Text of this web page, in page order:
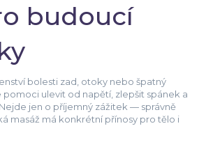
budoucí
bolesti zad, otoky nebo špatný
pomoci ulevit od napětí, zlepšit spánek a
jen o příjemný zážitek — správně
masáž má konkrétní přínosy pro tělo i